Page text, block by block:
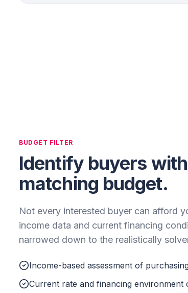
BUDGET FILTER
Identify buyers
matching budget.
Not every interested buyer can afford
income data and current financing
narrowed down to the realistically
Income-based assessment of
Current rate and financing environment